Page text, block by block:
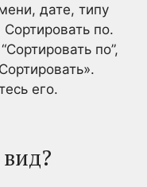
дате, типу
по.
по”,
его.